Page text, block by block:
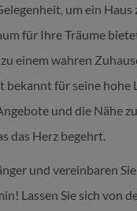
um ein Haus
für Ihre Träume
einem wahren
bekannt für seine hohe
und die Nähe
das Herz begehrt.
und vereinbaren
Lassen Sie sich von